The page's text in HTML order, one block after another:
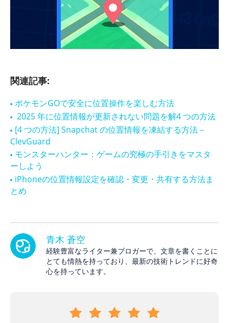
関連記事:
ポケモンGOで安全に位置操作を楽しむ方法
2025 年に位置情報が更新されない問題を解4 つの方法
[4 つの方法] Snapchat の位置情報を凍結する方法 –
ClevGuard
モンスターハンター：ゲームの究極の手引きをマスタ
ーしよう
iPhoneの位置情報設定を確認・変更・共有する方法ま
とめ
青木 蒼空
経験豊富なライター兼ブロガーで、文章を書くことに
とても情熱を持っており、最新の技術トレンドに好奇
心を持っています。